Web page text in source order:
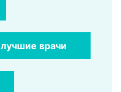
лучшие врачи